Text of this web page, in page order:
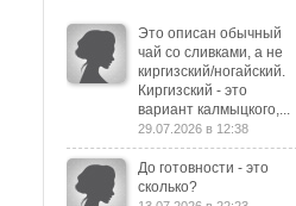
Это описан обычный
чай со сливками, а не
киргизский/ногайский.
Киргизский - это
вариант калмыцкого,...
29.07.2026 в 12:38
До готовности - это
сколько?